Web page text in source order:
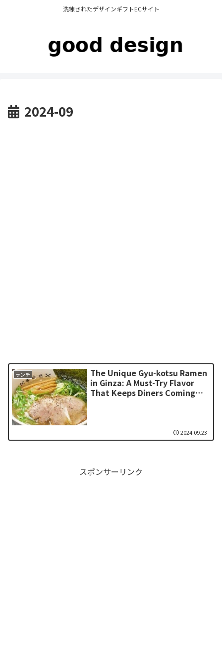
洗練されたデザインギフトECサイト
2024-09
ランチ
The Unique Gyu-kotsu Ramen
in Ginza: A Must-Try Flavor
That Keeps Diners Coming
2024.09.23
スポンサーリンク